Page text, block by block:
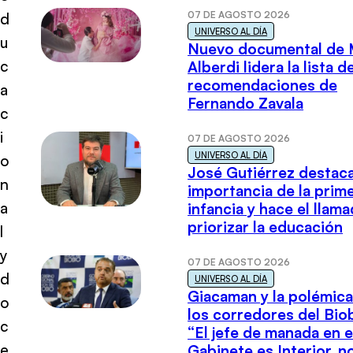
d
u
c
a
c
i
o
n
a
l
y
d
o
c
07 DE AGOSTO 2026
UNIVERSO AL DÍA
Nuevo documental de
Alberdi lidera la lista
recomendaciones de
Fernando Zavala
07 DE AGOSTO 2026
UNIVERSO AL DÍA
José Gutiérrez
importancia de la
infancia y hace el
priorizar la educación
07 DE AGOSTO 2026
UNIVERSO AL DÍA
Giacaman y la
los corredores del
“El jefe de manada en